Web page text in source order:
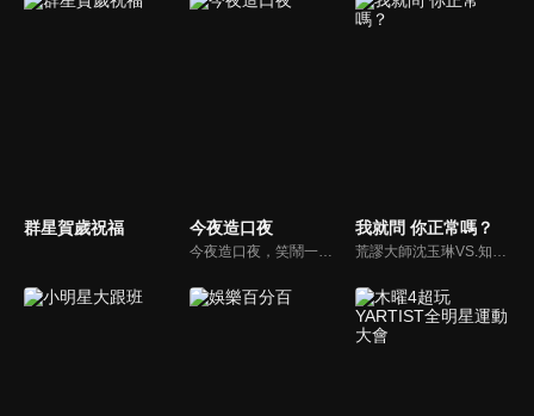
群星賀歲祝福 今夜造口夜
今夜造口夜，笑鬧一整夜。以網路自製嘲諷節目走紅、在網路擁有廣大支持群眾和影響力的主播「視網膜」，藉此一揉合綜藝與喜劇之談話性節目，帶觀眾以輕鬆之方式，瞭解時下最熱門、最能引起共鳴的社會議題、現象和人物。 多元的切入角度、最輕鬆易懂的議題剖析、言論尺度不設限！
我就問 你正常嗎？